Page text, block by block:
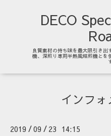
DECO
良質素材の持ち味を最大限引き出
機、深煎り専用半熱風焙煎機とを
インフ
2019 /09 / 23 14:15